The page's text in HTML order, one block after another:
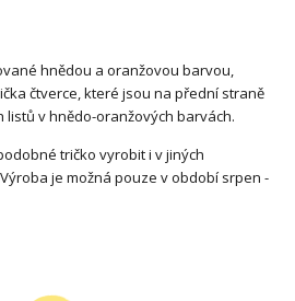
hnědou a oranžovou barvou,
čtverce, které jsou na přední straně
v hnědo-oranžových barvách.
tričko vyrobit i v jiných
je možná pouze v období srpen -